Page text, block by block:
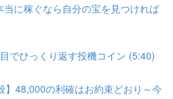
に稼ぐなら自分の宝を見つければ
でひっくり返す投機コイン (5:40)
】48,000の利確はお約束どおり～今